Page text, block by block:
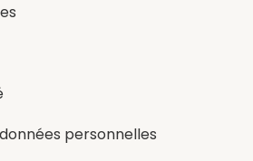
personnelles